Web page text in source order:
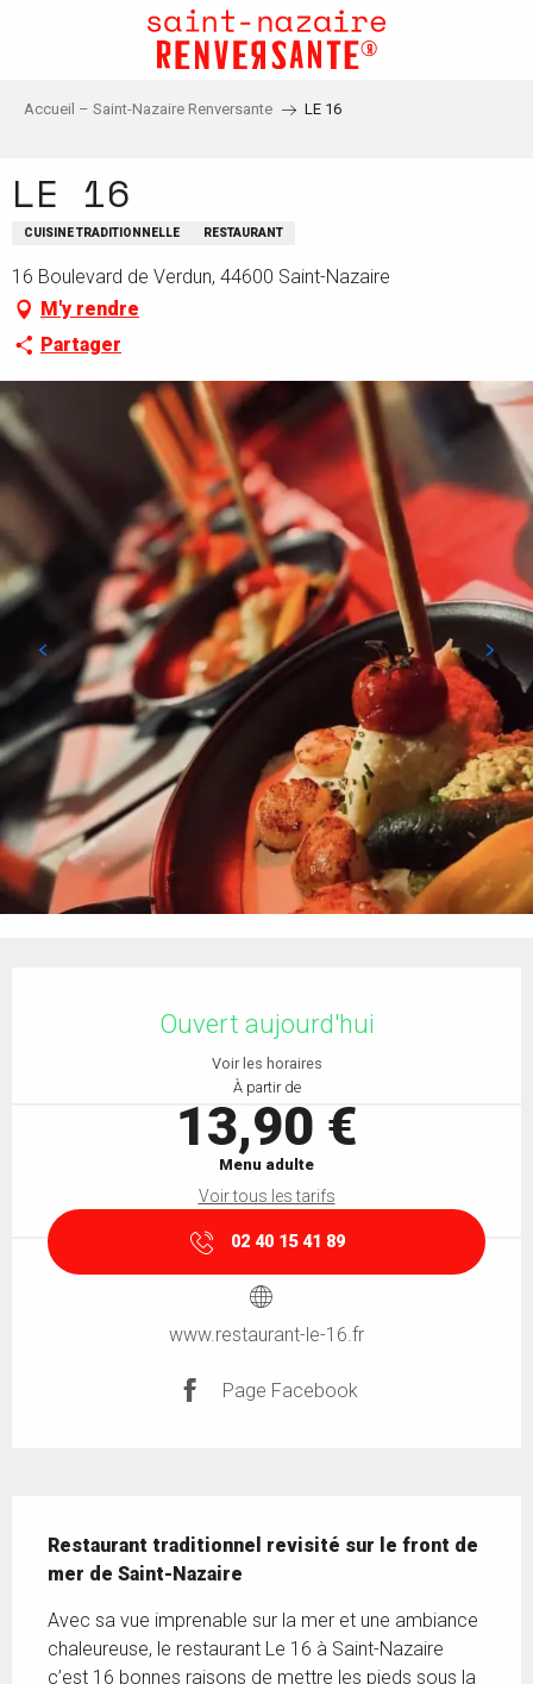
principal
Accueil – Saint-Nazaire Renversante LE 16
LE 16
CUISINE TRADITIONNELLE RESTAURANT
16 Boulevard de Verdun, 44600 Saint-Nazaire
M'y rendre
Partager
Ouvert aujourd'hui
Voir les horaires
À partir de
13,90 €
Menu adulte
Voir tous les tarifs
02 40 15 41 89
www.restaurant-le-16.fr
Page Facebook
Restaurant traditionnel revisité sur le front de
mer de Saint-Nazaire
Avec sa vue imprenable sur la mer et une ambiance
chaleureuse, le restaurant Le 16 à Saint-Nazaire
c’est 16 bonnes raisons de mettre les pieds sous la